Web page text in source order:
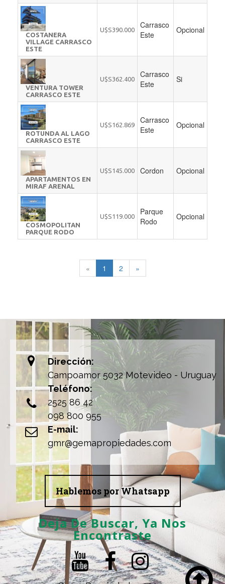
COSTANERA
VILLAGE CARRASCO
ESTE
U$S390.000
Carrasco
Este
Opcional
VENTURA TOWER
CARRASCO ESTE
U$S362.400
Carrasco
Este
Si
ROTUNDA AL LAGO
CARRASCO ESTE
U$S162.869
Carrasco
Este
Opcional
APARTAMENTOS EN
MIRAF ARENAL
U$S145.000 Cordon Opcional
COSMOPOLITAN
PARQUE RODO
U$S119.000
Parque
Rodo
Opcional
« 1 2 »



Dirección:
Campoamor 5032 Motevideo - Uruguay
Teléfono:
2525 86 42
098 800 955
E-mail:
gmr@gemapropiedades.com
Hablemos por Whatsapp
Deja De Buscar, Ya Nos
Encontraste
  